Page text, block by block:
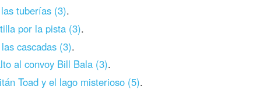
tuberías (3).
por la pista (3).
cascadas (3).
al convoy Bill Bala (3).
Toad y el lago misterioso (5).